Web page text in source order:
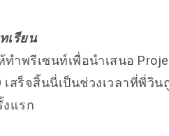
เรียน
พรีเซนท์เพื่อนำเสนอ
สร็จสิ้นนี่เป็นช่วงเวลาที่พี่วิ
งแรก